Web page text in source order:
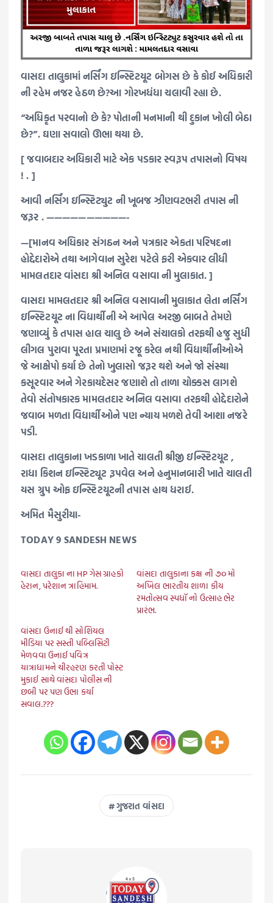
વાસદા તાલુકામાં નર્સિંગ ઇન્સ્ટિટયૂટ બોગસ છે કે કોઈ અધિકારી
ની રહેમ નજર હેઠળ છે?આ ગોરખધંધા ચલાવી રહ્યા છે.
“અધિકૃત પરવાનો છે કે? પોતાની મનમાની થી દુકાન ખોલી બેઠા
છે?”. ઘણા સવાલો ઊભા થયા છે.
[ જવાબદાર અધિકારી માટે એક પડકાર સ્વરૂપ તપાસનો વિષય
! . ]
આવી નર્સિંગ ઇન્સ્ટિટ્યુટ ની ખૂબજ ઝીણવટભરી તપાસ ની
જરૂર ‌. ——————————-
—[માનવ અધિકાર સંગઠન અને પત્રકાર એકતા પરિષદના
હોદ્દેદારોએ તથા આગેવાન સુરેશ પટેલે ફરી એકવાર લીધી
મામલતદાર વાંસદા શ્રી અનિલ વસાવા ની મુલાકાત. ]
વાસદા મામલતદાર શ્રી અનિલ વસાવાની મુલાકાત લેતા નર્સિંગ
ઇન્સ્ટિટયૂટ ના વિદ્યાર્થીની એ આપેલ અરજી બાબતે તેમણે
જણાવ્યું કે તપાસ હાલ ચાલુ છે અને સંચાલકો તરફથી હજુ સુધી
લીગલ પુરાવા પૂરતા પ્રમાણમાં રજૂ કરેલ નથી વિદ્યાર્થીનીઓએ
જે આક્ષેપો કર્યા છે તેનો ખુલાસો જરૂર થશે અને જો સંસ્થા
કસૂરવાર અને ગેરકાયદેસર જણાશે તો તાળા ચોક્કસ લાગશે
તેવો સંતોષકારક મામલતદાર અનિલ વસાવા તરફથી હોદ્દેદારોને
જવાબ મળતા વિદ્યાર્થીઓને પણ ન્યાય મળશે તેવી આશા નજરે
પડી.
વાસદા તાલુકાના ખડકાળા ખાતે ચાલતી શ્રીજી ઇન્સ્ટિટયૂટ ,
રાધા કિશન ઇન્સ્ટિટ્યૂટ રૂપવેલ અને હનુમાનબારી ખાતે ચાલતી
યસ ગ્રુપ ઓફ ઇન્સ્ટિટયૂટની તપાસ હાથ ધરાઈ.
અમિત મૈસુરીયા-
TODAY 9 SANDESH NEWS
વાસદા તાલુકા ના HP ગેસ ગ્રાહકો
હેરાન, પરેશાન ત્રાહિમામ.
વાંસદા તાલુકાના કક્ષ ની ૭૦ મો
અખિલ ભારતીય શાળા કીય
રમતોત્સવ સ્પધૉ નો ઉત્સાહ ભેર
પ્રારંભ.
વાંસદા ઉનાઈ થી સોશિયલ
મીડિયા પર સસ્તી પબ્લિસિટી
મેળવવા ઉનાઈ પવિત્ર
યાત્રાધામને ચીરહરણ કરતી પોસ્ટ
મુકાઈ સાથે વાંસદા પોલીસ ની
છબી પર પણ ઉભા કર્યા
સવાલ.???
ગુજરાત વાંસદા